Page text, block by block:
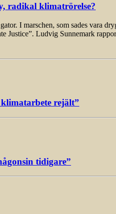
radikal klimatrörelse?
I marschen, som sades vara
Justice”. Ludvig Sunnemark
rejält”
tidigare”